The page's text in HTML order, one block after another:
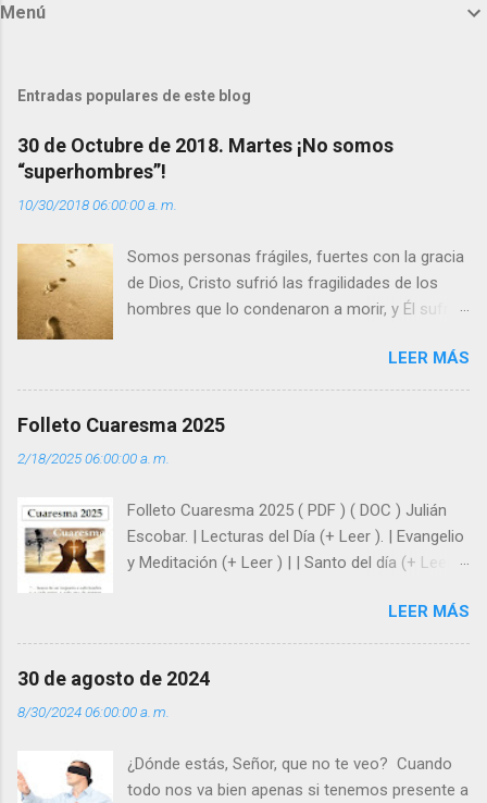
t
r
i
o
s
Menú
Entradas populares de este blog
30 de Octubre de 2018. Martes ¡No somos
“superhombres”!
10/30/2018 06:00:00 a. m.
Somos personas frágiles, fuertes con la gracia
de Dios, Cristo sufrió las fragilidades de los
hombres que lo condenaron a morir, y Él sufrió
enseña Jesucristo? Que, si seguimos sus
huellas, sin ser superhombres, podemos
siempre está pendiente de nosotros. Amar es
y protegidos por nosotros. “ Señor, soy un
árbol sin frutos, pero tú me das la savia para
que al menos mis ramas y hojas den sombra
super hombre? - ¿Superas tu fragilidad con la
gracia de Dios? Julián Escobar. | Lecturas del
Día (+ Leer ). | Evangelio y Meditación (+ Leer ) |
LEER MÁS
Folleto Cuaresma 2025
2/18/2025 06:00:00 a. m.
Folleto Cuaresma 2025 ( PDF ) ( DOC ) Julián
Escobar. | Lecturas del Día (+ Leer ). | Evangelio
y Meditación (+ Leer ) | | Santo del día (+ Leer )
LEER MÁS
30 de agosto de 2024
8/30/2024 06:00:00 a. m.
¿Dónde estás, Señor, que no te veo? Cuando
todo nos va bien apenas si tenemos presente a